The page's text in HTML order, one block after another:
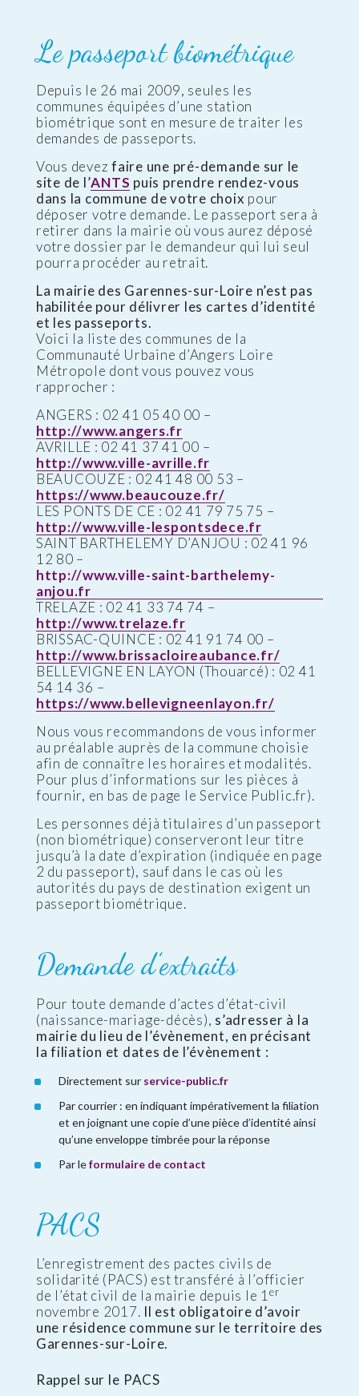
Le passeport biométrique
Depuis le 26 mai 2009, seules les
communes équipées d’une station
biométrique sont en mesure de traiter les
demandes de passeports.
Vous devezfaire une pré-demande sur le
site de l’ANTS puis prendre rendez-vous
dans la commune de votre choix pour
déposer votre demande. Le passeport sera à
retirer dans la mairie où vous aurez déposé
votre dossier par le demandeur qui lui seul
pourra procéder au retrait.
La mairie des Garennes-sur-Loire n’est pas
habilitée pour délivrer les cartes d’identité
et les passeports.
Voici la liste des communes de la
Communauté Urbaine d’Angers Loire
Métropole dont vous pouvez vous
rapprocher :
ANGERS : 02 41 05 40 00 –
http://www.angers.fr
AVRILLE : 02 41 37 41 00 –
http://www.ville-avrille.fr
BEAUCOUZE : 02 41 48 00 53 –
https://www.beaucouze.fr/
LES PONTS DE CE : 02 41 79 75 75 –
http://www.ville-lespontsdece.fr
SAINT BARTHELEMY D’ANJOU : 02 41 96
12 80 –
http://www.ville-saint-barthelemy-
anjou.fr
TRELAZE : 02 41 33 74 74 –
http://www.trelaze.fr
BRISSAC-QUINCE : 02 41 91 74 00 –
http://www.brissacloireaubance.fr/
BELLEVIGNE EN LAYON (Thouarcé) : 02 41
54 14 36 –
https://www.bellevigneenlayon.fr/
Nous vous recommandons de vous informer
au préalable auprès de la commune choisie
afin de connaître les horaires et modalités.
Pour plus d’informations sur les pièces à
fournir, en bas de page le Service Public.fr).
Les personnes déjà titulaires d’un passeport
(non biométrique) conserveront leur titre
jusqu’à la date d’expiration (indiquée en page
2 du passeport), sauf dans le cas où les
autorités du pays de destination exigent un
passeport biométrique.
Demande d’extraits
Pour toute demande d’actes d’état-civil
(naissance-mariage-décès), s’adresser à la
mairie du lieu de l’évènement, en précisant
la filiation et dates de l’évènement :
Directement sur service-public.fr
Par courrier : en indiquant impérativement la filiation
et en joignant une copie d’une pièce d’identité ainsi
qu’une enveloppe timbrée pour la réponse
Par leformulaire de contact
PACS
L’enregistrement des pactes civils de
solidarité (PACS) est transféré à l’officier
de l’état civil de la mairie depuis le 1 er
novembre 2017. Il est obligatoire d’avoir
une résidence commune sur le territoire des
Garennes-sur-Loire.
Rappel sur le PACS